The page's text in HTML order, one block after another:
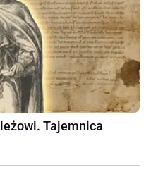
Tajemnica